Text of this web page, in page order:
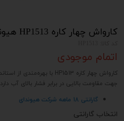
کارواش چهار کاره HP1513 هیوندای
اتمام موجودی
جهت مقاومت بالایی در برابر فشار بالای آب دارد
گارانتی 18 ماهه شرکت هیوندای
انتخاب گارانتی